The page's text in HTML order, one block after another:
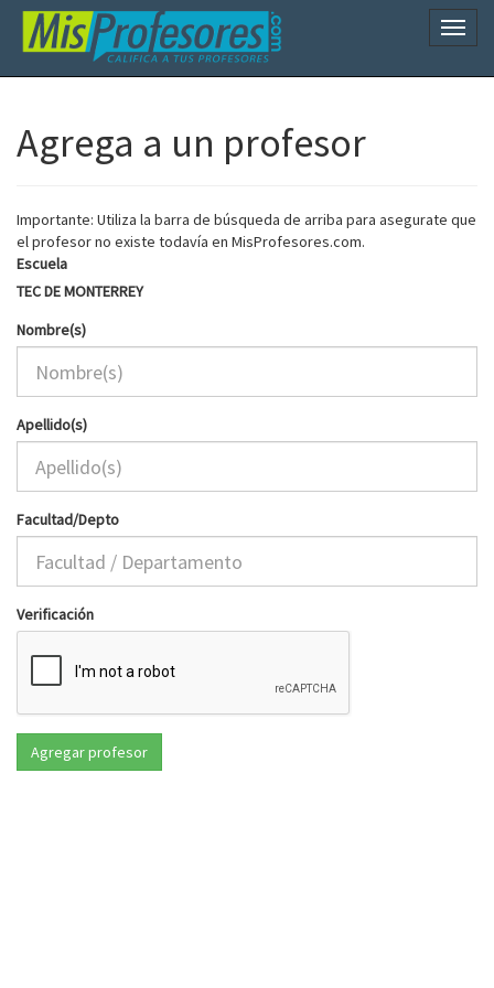
Agrega a un profesor
Importante: Utiliza la barra de búsqueda de arriba para asegurate que
el profesor no existe todavía en MisProfesores.com.
Escuela
TEC DE MONTERREY
Nombre(s)
Apellido(s)
Facultad/Depto
Verificación